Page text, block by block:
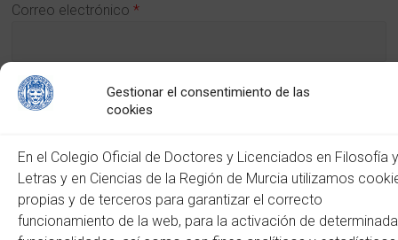
Gestionar el consentimiento de las
cookies
En el Colegio Oficial de Doctores y Licenciados en Filosofía
Letras y en Ciencias de la Región de Murcia utilizamos
propias y de terceros para garantizar el correcto
funcionamiento de la web, para la activación de
Correo electrónico*
Web